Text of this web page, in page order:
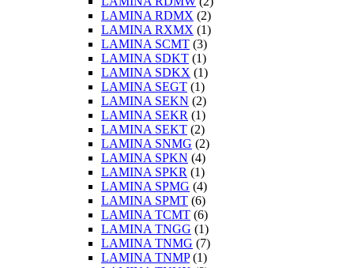
LAMINA RDMX (2)
LAMINA RXMX (1)
LAMINA SCMT (3)
LAMINA SDKT (1)
LAMINA SDKX (1)
LAMINA SEGT (1)
LAMINA SEKN (2)
LAMINA SEKR (1)
LAMINA SEKT (2)
LAMINA SNMG (2)
LAMINA SPKN (4)
LAMINA SPKR (1)
LAMINA SPMG (4)
LAMINA SPMT (6)
LAMINA TCMT (6)
LAMINA TNGG (1)
LAMINA TNMG (7)
LAMINA TNMP(1)